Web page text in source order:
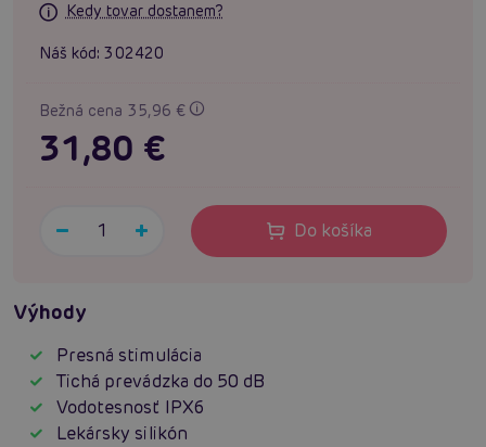
Kedy tovar dostanem?
Náš kód: 302420
Bežná cena 35,96 €
31,80 €
Do košíka
Výhody
Presná stimulácia
Tichá prevádzka do 50 dB
Vodotesnosť IPX6
Lekársky silikón